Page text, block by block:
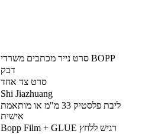
סרט נייר מכתבים משרדי BOPP
דבק
סרט צד אחד
Shi Jiazhuang
ליבת פלסטיק 33 מ"מ או מותאמת
אישית
Bopp Film + GLUE רגיש ללחץ